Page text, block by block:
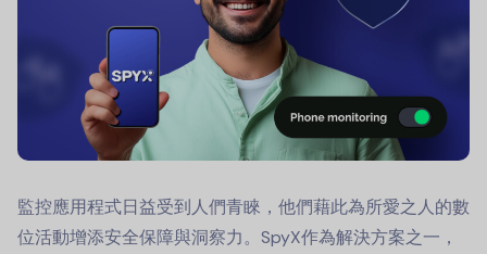
監控應用程式日益受到人們青睞，他們藉此為所愛之人的數
位活動增添安全保障與洞察力。SpyX作為解決方案之一，